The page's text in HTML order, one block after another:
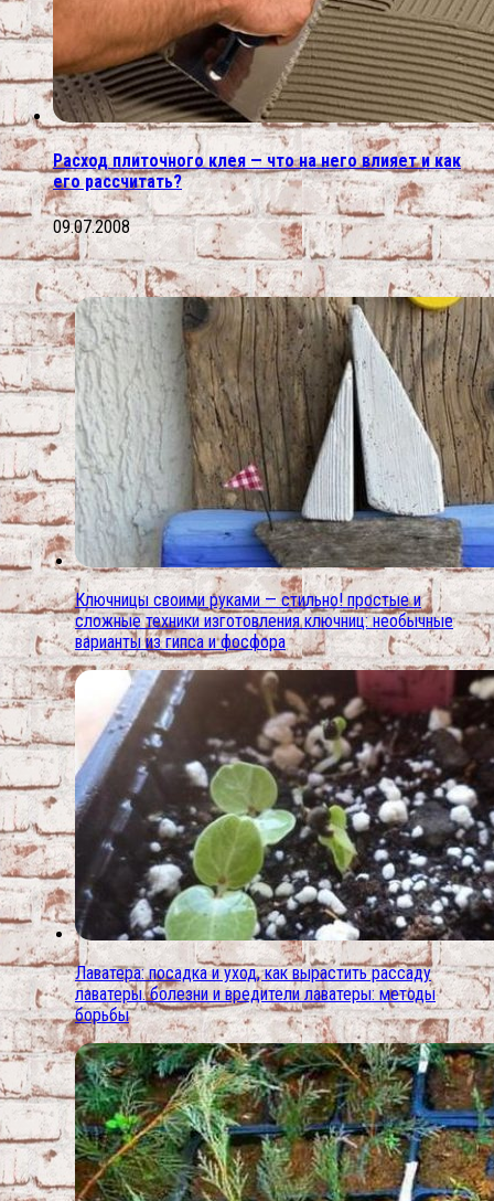
Расход плиточного клея — что на него влияет и как
его рассчитать?
09.07.2008
Ключницы своими руками — стильно! простые и
сложные техники изготовления ключниц: необычные
варианты из гипса и фосфора
Лаватера: посадка и уход, как вырастить рассаду
лаватеры. болезни и вредители лаватеры: методы
борьбы